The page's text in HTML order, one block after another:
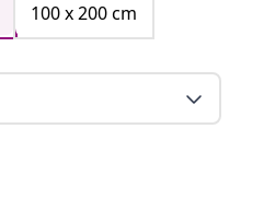
100 x 200 cm